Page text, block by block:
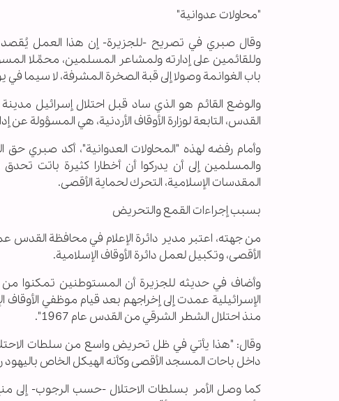
"محاولات عدوانية"
وقال صبري في تصريح -للجزيرة- إن هذا العمل يُقصد
وللقائمين على إدارته ولمشاعر المسلمين، محمِّلا
باب الغوانمة وصولا إلى قبة الصخرة المشرفة، لا
القدس، التابعة لوزارة الأوقاف الأردنية، هي المسؤولة
وأمام رفضه لهذه "المحاولات العدوانية"، أكد
والمسلمين إلى أن يدركوا أن أخطارا كثيرة باتت
المقدسات الإسلامية، التحرك لحماية الأقصى.
بسبب إجراءات القمع والتحريض
من جهته، اعتبر مدير دائرة الإعلام في محافظة
الأقصى، وتكبيل لعمل دائرة الأوقاف الإسلامية.
وأضاف في حديثه للجزيرة أن المستوطنين تمكنوا من
الإسرائيلية عمدت إلى إخراجهم بعد قيام موظفي
منذ احتلال الشطر الشرقي من القدس عام 1967".
وقال: "هذا يأتي في ظل تحريض واسع من سلطات
داخل باحات المسجد الأقصى وكأنه الهيكل الخاص باليهود
كما وصل الأمر بسلطات الاحتلال -حسب الرجوب- إلى